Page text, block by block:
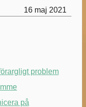
16 maj 2021
problem
på